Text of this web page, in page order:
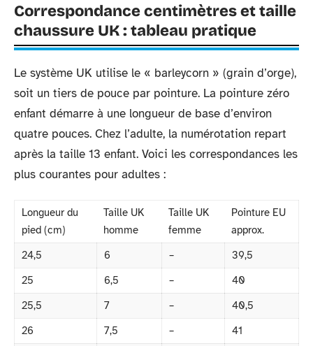
Correspondance centimètres et taille
chaussure UK : tableau pratique
Le système UK utilise le « barleycorn » (grain d’orge),
soit un tiers de pouce par pointure. La pointure zéro
enfant démarre à une longueur de base d’environ
quatre pouces. Chez l’adulte, la numérotation repart
après la taille 13 enfant. Voici les correspondances les
plus courantes pour adultes :
Longueur du
pied (cm)
Taille UK
homme
Taille UK
femme
Pointure EU
approx.
24,5
6 –
39,5
25
6,5 –
40
25,5
7 –
40,5
26
7,5 –
41